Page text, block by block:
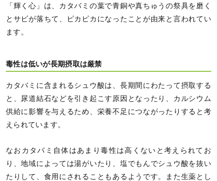
「輝く心」は、カタバミの葉で青銅や真ちゅうの祭具を磨く
とサビが落ちて、ピカピカになったことが由来と言われてい
ます。
毒性は低いが長期摂取は厳禁
カタバミに含まれるシュウ酸は、長期間にわたって摂取する
と、尿道結石などを引き起こす原因となったり、カルシウム
供給に影響を与えるため、栄養不足につながったりすると考
えられています。
なおカタバミ自体はあまり毒性は高くないと考えられてお
り、地域によっては湯がいたり、塩でもんでシュウ酸を抜い
たりして、食用にされることもあるようです。また生薬とし